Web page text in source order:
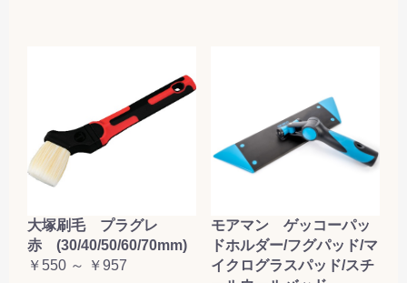
大塚刷毛 プラグレ
赤 (30/40/50/60/70mm)
￥550 ～ ￥957
モアマン ゲッコーパッ
ドホルダー/フグパッド/マ
イクログラスパッド/スチ